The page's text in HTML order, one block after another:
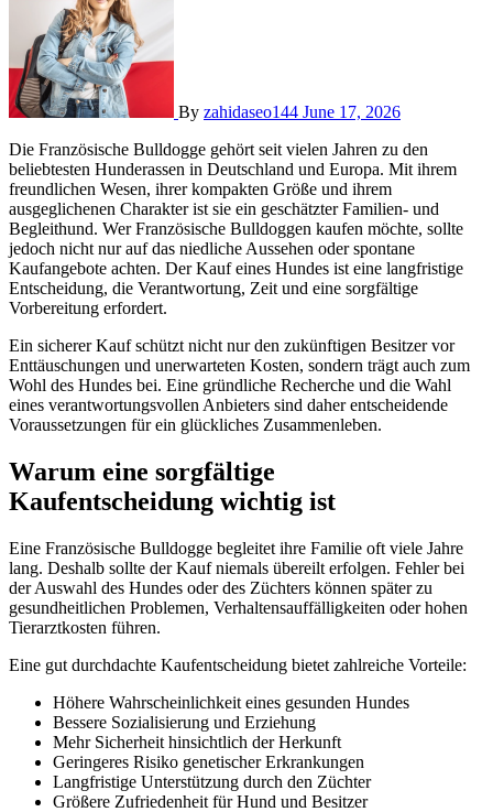
By zahidaseo144 June 17, 2026
Die Französische Bulldogge gehört seit vielen Jahren zu den
beliebtesten Hunderassen in Deutschland und Europa. Mit ihrem
freundlichen Wesen, ihrer kompakten Größe und ihrem
ausgeglichenen Charakter ist sie ein geschätzter Familien- und
Begleithund. Wer Französische Bulldoggen kaufen möchte, sollte
jedoch nicht nur auf das niedliche Aussehen oder spontane
Kaufangebote achten. Der Kauf eines Hundes ist eine langfristige
Entscheidung, die Verantwortung, Zeit und eine sorgfältige
Vorbereitung erfordert.
Ein sicherer Kauf schützt nicht nur den zukünftigen Besitzer vor
Enttäuschungen und unerwarteten Kosten, sondern trägt auch zum
Wohl des Hundes bei. Eine gründliche Recherche und die Wahl
eines verantwortungsvollen Anbieters sind daher entscheidende
Voraussetzungen für ein glückliches Zusammenleben.
Warum eine sorgfältige
Kaufentscheidung wichtig ist
Eine Französische Bulldogge begleitet ihre Familie oft viele Jahre
lang. Deshalb sollte der Kauf niemals übereilt erfolgen. Fehler bei
der Auswahl des Hundes oder des Züchters können später zu
gesundheitlichen Problemen, Verhaltensauffälligkeiten oder hohen
Tierarztkosten führen.
Eine gut durchdachte Kaufentscheidung bietet zahlreiche Vorteile:
Höhere Wahrscheinlichkeit eines gesunden Hundes
Bessere Sozialisierung und Erziehung
Mehr Sicherheit hinsichtlich der Herkunft
Geringeres Risiko genetischer Erkrankungen
Langfristige Unterstützung durch den Züchter
Größere Zufriedenheit für Hund und Besitzer